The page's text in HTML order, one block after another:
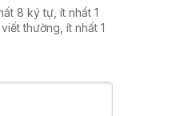
8 ký tự, ít nhất 1
thường, ít nhất 1